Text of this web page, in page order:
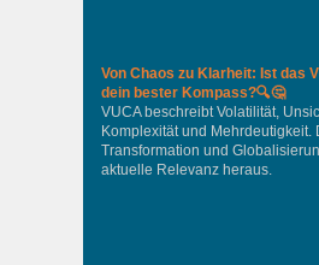
Von Chaos zu Klarheit: Ist das
dein bester Kompass?🔍🤔
VUCA beschreibt Volatilität,
Komplexität und Mehrdeutigkeit.
Transformation und
aktuelle Relevanz heraus.